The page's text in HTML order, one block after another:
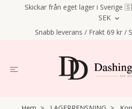
Skickar från eget lager i Sverige
SEK
Snabb leverans / Frakt 69 kr /